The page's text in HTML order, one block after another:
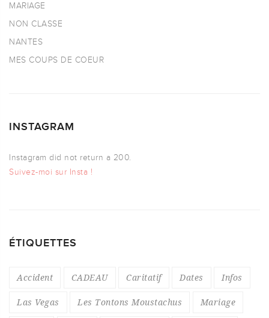
MARIAGE
NON CLASSE
NANTES
MES COUPS DE COEUR
INSTAGRAM
Instagram did not return a 200.
Suivez-moi sur Insta !
ÉTIQUETTES
Accident CADEAU Caritatif Dates Infos
Las Vegas Les Tontons Moustachus Mariage